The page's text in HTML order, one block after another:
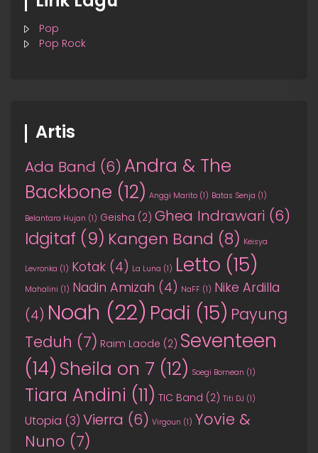
Pop
Pop Rock
Artis
Ada Band (6) Andra & The
Backbone (12) Anggi Marito (1) Batas Senja (1)
Belantara Hujan (1) Geisha (2) Ghea Indrawari (6)
Idgitaf (9) Kangen Band (8) Keisya
Levronka (1) Kotak (4) La Luna (1) Letto (15)
Mahalini (1) Nadin Amizah (4) NaFF (1) Nike Ardilla
(4) Noah (22) Padi (15) Payung
Teduh (7) Raim Laode (2) Seventeen
(14) Sheila on 7 (12) Soegi Bornean (1)
Tiara Andini (11) TIC Band (2) Titi DJ (1)
Utopia (3) Vierra (6) Virgoun (1) Yovie &
Nuno (7)